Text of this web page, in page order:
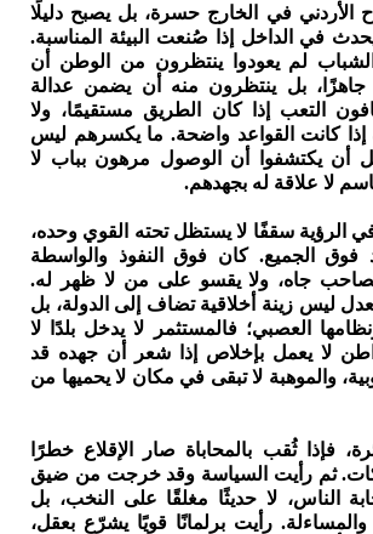
الأردني في الخارج حسرة، بل يصبح دليلًا
في الداخل إذا صُنعت البيئة المناسبة.
لم يعودوا ينتظرون من الوطن أن
بل ينتظرون منه أن يضمن عدالة
التعب إذا كان الطريق مستقيمًا، ولا
كانت القواعد واضحة. ما يكسرهم ليس
أن يكتشفوا أن الوصول مرهون بباب لا
لا علاقة له بجهدهم.
في الرؤية سقفًا لا يستظل تحته القوي وحده،
فوق الجميع. كان فوق النفوذ والواسطة
جاه، ولا يقسو على من لا ظهر له.
ليس زينة أخلاقية تضاف إلى الدولة، بل
العصبي؛ فالمستثمر لا يدخل بلدًا لا
لا يعمل بإخلاص إذا شعر أن جهده قد
والموهبة لا تبقى في مكان لا يحميها من
فإذا ثُقب بالمحاباة صار الإقلاع خطرًا
ثم رأيت السياسة وقد خرجت من ضيق
الناس، لا حديثًا مغلقًا على النخب، بل
رأيت برلمانًا قويًا يشرّع بعقل،